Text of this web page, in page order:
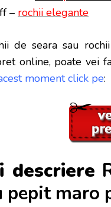
– rochii elegante
de seara sau
online, poate vei
moment click pe:
descriere
pepit maro